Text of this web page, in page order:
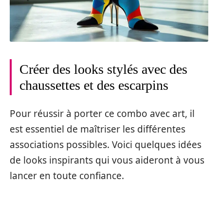
Créer des looks stylés avec des
chaussettes et des escarpins
Pour réussir à porter ce combo avec art, il
est essentiel de maîtriser les différentes
associations possibles. Voici quelques idées
de looks inspirants qui vous aideront à vous
lancer en toute confiance.